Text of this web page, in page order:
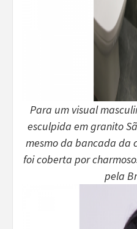
Para um visual
esculpida em granito
mesmo da bancada da
foi coberta por
pela